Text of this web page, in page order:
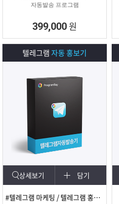
자동발송 프로그램
399,000 원
텔레그램자동 홍보기
상세보기 담기
#텔레그램 마케팅 / 텔레그램 홍보글 발송